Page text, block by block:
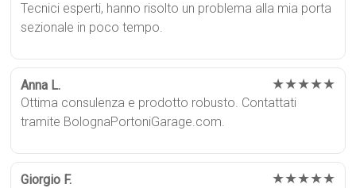
Tecnici esperti, hanno risolto un problema alla mia porta
sezionale in poco tempo.
Anna L. ★★★★★
Ottima consulenza e prodotto robusto. Contattati
tramite BolognaPortoniGarage.com.
Giorgio F. ★★★★★